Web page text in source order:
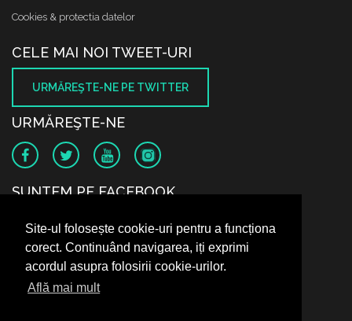
Site-ul folosește cookie-uri pentru a funcționa
corect. Continuând navigarea, iți exprimi
acordul asupra folosirii cookie-urilor.
Află mai mult
Cookies & protectia datelor
CELE MAI NOI TWEET-URI
URMĂREŞTE-NE PE TWITTER
URMĂREŞTE-NE
SUNTEM PE FACEBOOK